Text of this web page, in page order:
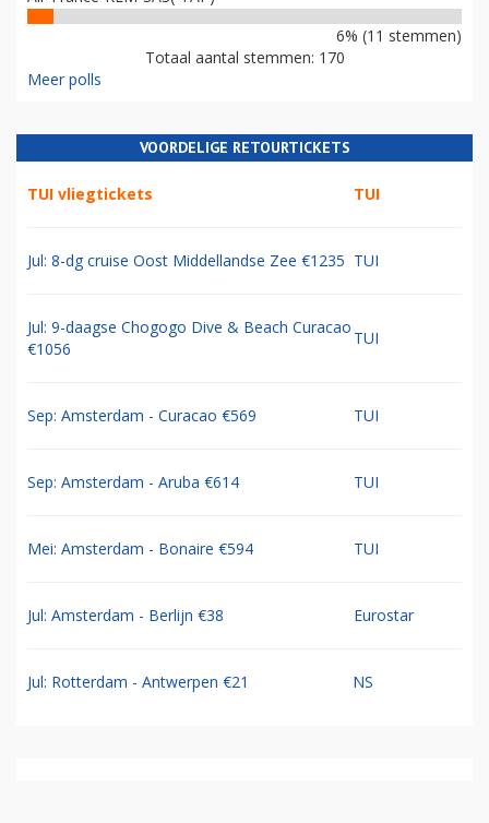
6% (11 stemmen)
Totaal aantal stemmen: 170
Meer polls
VOORDELIGE RETOURTICKETS
TUI vliegtickets TUI
Jul: 8-dg cruise Oost Middellandse Zee €1235 TUI
Jul: 9-daagse Chogogo Dive & Beach Curacao
€1056
TUI
Sep: Amsterdam - Curacao €569 TUI
Sep: Amsterdam - Aruba €614 TUI
Mei: Amsterdam - Bonaire €594 TUI
Jul: Amsterdam - Berlijn €38 Eurostar
Jul: Rotterdam - Antwerpen €21 NS